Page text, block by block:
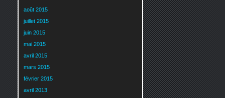
août 2015
juillet 2015
juin 2015
mai 2015
avril 2015
mars 2015
février 2015
avril 2013